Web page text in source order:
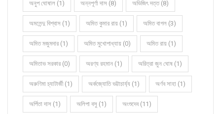
অনুপ ঘোষাল (1) অন্নপূর্ণা দাস (8) অভিজিৎ দত্ত (8)
অমলেন্দু বিশ্বাস (1) অমিত কুমার রায় (1) অমিত বাগল (3)
অমিত মজুমদার (1) অমিত মুখোপাধ্যায় (0) অমিত রায় (1)
অমিতাভ সরকার (0) অরণ্য রহমান (1) অরিত্রা জুন ঘোষ (1)
অরুণিমা চ্যাটার্জী (1) অর্কজ্যোতি ভট্টাচার্য্য (1) অর্ণব সাহা (1)
অর্পিতা দাস (1) অলিপা বসু (1) অংশুদেব (11)